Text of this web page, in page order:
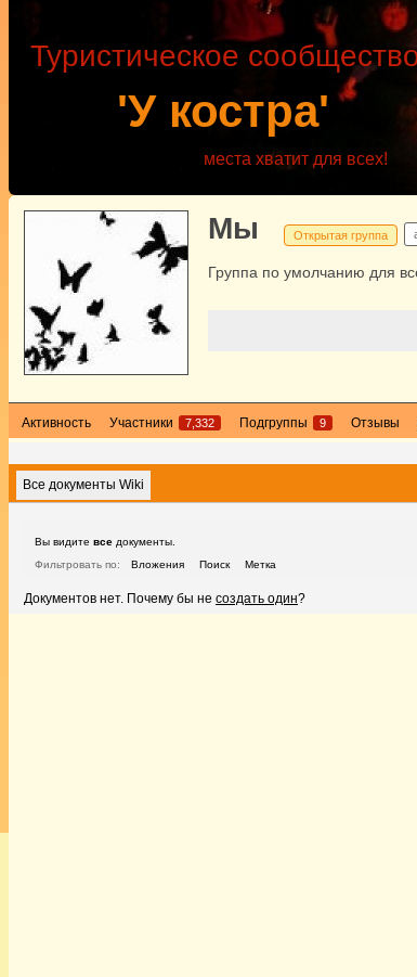
'У костра'
Туристическое
места хватит для всех!
Мы Открытая группа
Группа по умолчанию для
Активность Участники 7,332 Подгруппы 9 Отзывы
Все документы Wiki
Вы видите все документы.
Фильтровать по:
Вложения Поиск Метка
Документов нет. Почему бы не создать один?